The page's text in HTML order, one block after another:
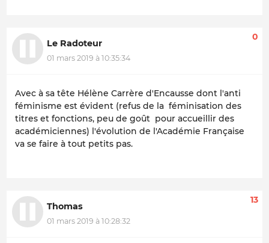
Le Radoteur
01 mars 2019 à 10:35:34
0
Avec à sa tête Hélène Carrère d'Encausse dont l'anti
féminisme est évident (refus de la féminisation des
titres et fonctions, peu de goût pour accueillir des
académiciennes) l'évolution de l'Académie Française
va se faire à tout petits pas.
Thomas
01 mars 2019 à 10:28:32
13